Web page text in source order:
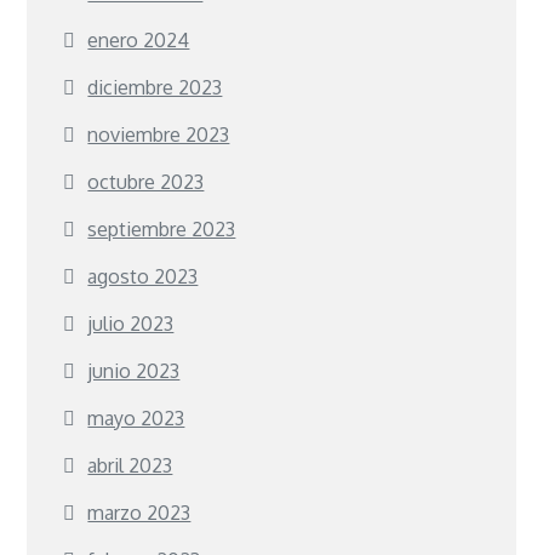
enero 2024
diciembre 2023
noviembre 2023
octubre 2023
septiembre 2023
agosto 2023
julio 2023
junio 2023
mayo 2023
abril 2023
marzo 2023